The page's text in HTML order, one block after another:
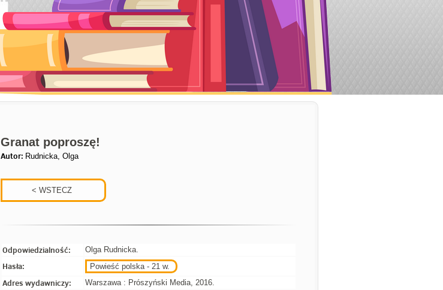
Granat poproszę!
Autor: Rudnicka, Olga
Odpowiedzialność: Olga Rudnicka.
Hasła: Powieść polska - 21 w.
Adres wydawniczy: Warszawa : Prószyński Media, 2016.